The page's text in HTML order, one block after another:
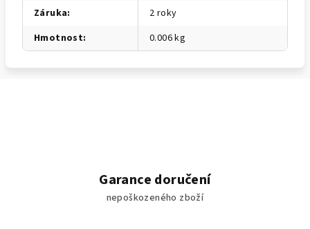
Záruka:
2 roky
Hmotnost: 0.006 kg
Garance doručení
nepoškozeného zboží